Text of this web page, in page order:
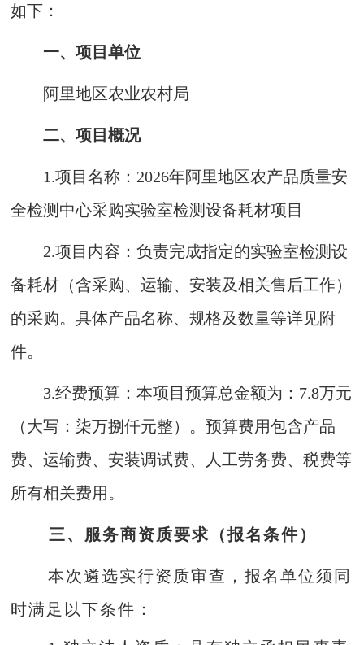
如下：
一、项目单位
阿里地区农业农村局
二、项目概况
1.项目名称：2026年阿里地区农产品质量安
全检测中心采购实验室检测设备耗材项目
2.项目内容：负责完成指定的实验室检测设
备耗材（含采购、运输、安装及相关售后工作）
的采购。具体产品名称、规格及数量等详见附
件。
3.经费预算：本项目预算总金额为：7.8万元
（大写：柒万捌仟元整）。预算费用包含产品
费、运输费、安装调试费、人工劳务费、税费等
所有相关费用。
三、服务商资质要求（报名条件）
本次遴选实行资质审查，报名单位须同
时满足以下条件：